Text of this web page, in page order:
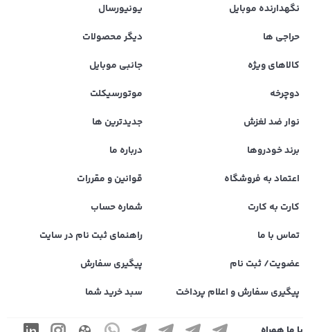
نگهدارنده موبایل
یونیورسال
حراجی ها
دیگر محصولات
کالاهای ویژه
جانبی موبایل
دوچرخه
موتورسیکلت
نوار ضد لغزش
جدیدترین ها
برند خودروها
درباره ما
اعتماد به فروشگاه
قوانین و مقررات
کارت به کارت
شماره حساب
تماس با ما
راهنمای ثبت نام در سایت
عضویت/ ثبت نام
پیگیری سفارش
پیگیری سفارش و اعلام پرداخت
سبد خرید شما